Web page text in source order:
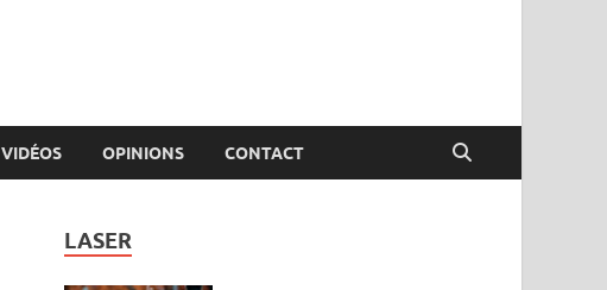
VIDÉOS OPINIONS CONTACT
LASER